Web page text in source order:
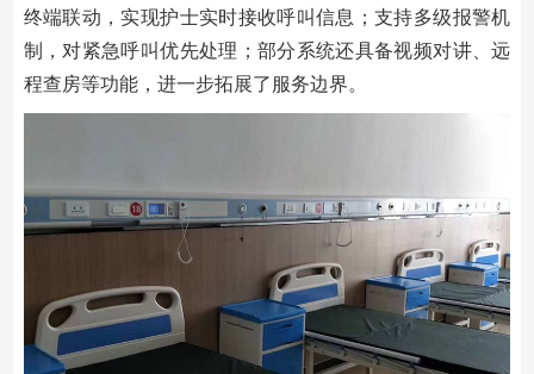
终端联动，实现护士实时接收呼叫信息；支持多级报警机
制，对紧急呼叫优先处理；部分系统还具备视频对讲、远
程查房等功能，进一步拓展了服务边界。